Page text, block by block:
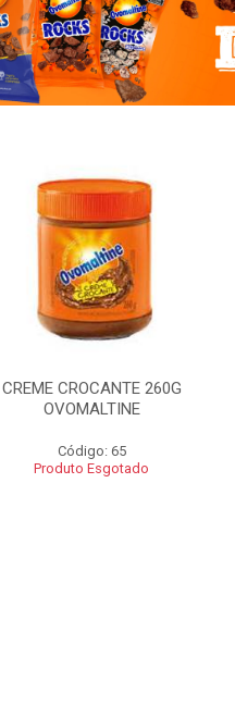
CREME CROCANTE 260G
OVOMALTINE
Código: 65
Produto Esgotado